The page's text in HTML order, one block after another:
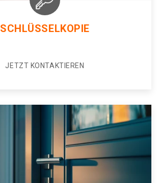
SCHLÜSSELKOPIE
JETZT KONTAKTIEREN